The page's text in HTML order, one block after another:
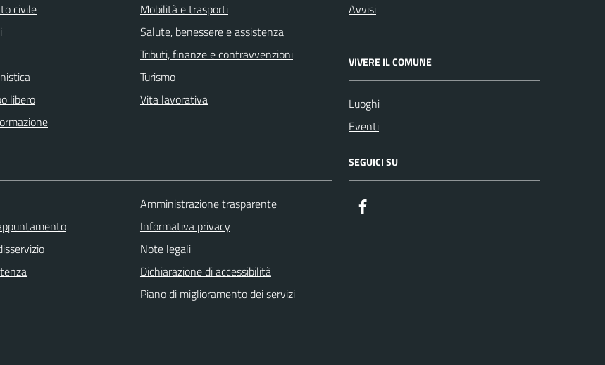
civile
libero
Mobilità e trasporti
Salute, benessere e assistenza
Tributi, finanze e contravvenzioni
Turismo
Vita lavorativa
Avvisi
VIVERE IL COMUNE
Luoghi
Eventi
Amministrazione trasparente
Informativa privacy
Note legali
Dichiarazione di accessibilità
Piano di miglioramento dei servizi
SEGUICI SU